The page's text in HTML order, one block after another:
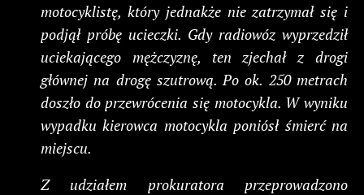
motocyklistę, który jednakże nie zatrzymał się i
podjął próbę ucieczki. Gdy radiowóz wyprzedził
uciekającego mężczyznę, ten zjechał z drogi
głównej na drogę szutrową. Po ok. 250 metrach
doszło do przewrócenia się motocykla. W wyniku
wypadku kierowca motocykla poniósł śmierć na
miejscu.
Z udziałem prokuratora przeprowadzono